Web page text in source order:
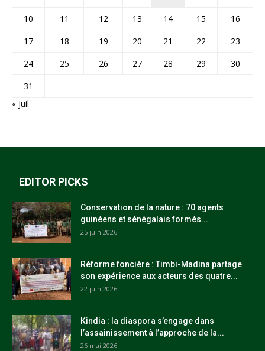
10
11 12 13 14 15
16
17
18 19 20 21 22
23
24
25 26 27 28 29
30
31
« Juil
EDITOR PICKS
Conservation de la nature : 70 agents
guinéens et sénégalais formés...
25 juin 2026
Réforme foncière : Timbi-Madina partage
son expérience aux acteurs des quatre...
22 juin 2026
Kindia : la diaspora s’engage dans
l’assainissement à l’approche de la...
26 mai 2026